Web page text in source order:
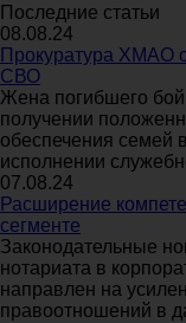
Последние статьи
08.08.24
Прокуратура ХМАО
СВО
Жена погибшего
получении
обеспечения семей
исполнении
07.08.24
Расширение
сегменте
Законодательные
нотариата в
направлен на
правоотношений в